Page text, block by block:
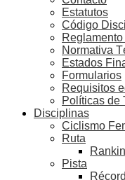
Estatutos
Código
Reglamento
Normativa
Estados
Formularios
Requisitos
Políticas de
Disciplinas
Ciclismo
Ruta
Pista